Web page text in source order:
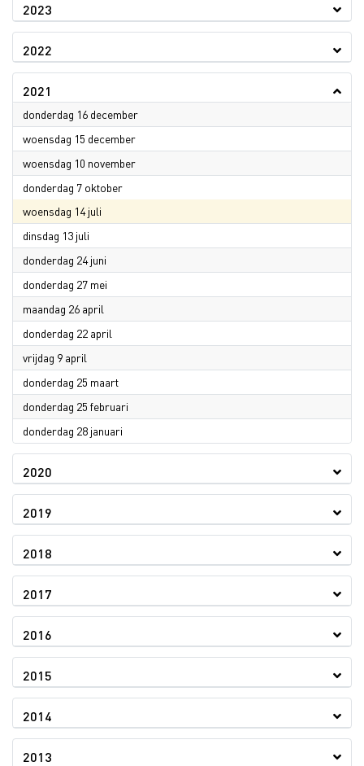
2023
2022
2021
donderdag 16 december2021
woensdag 15 december2021
woensdag 10 november2021
donderdag 7 oktober2021
woensdag 14 juli
dinsdag 13 juli
donderdag 24 juni
donderdag 27 mei
maandag 26 april
donderdag 22 april
vrijdag 9 april
donderdag 25 maart2021
donderdag 25 februari
donderdag 28 januari
2020
2019
2018
2017
2016
2015
2014
2013